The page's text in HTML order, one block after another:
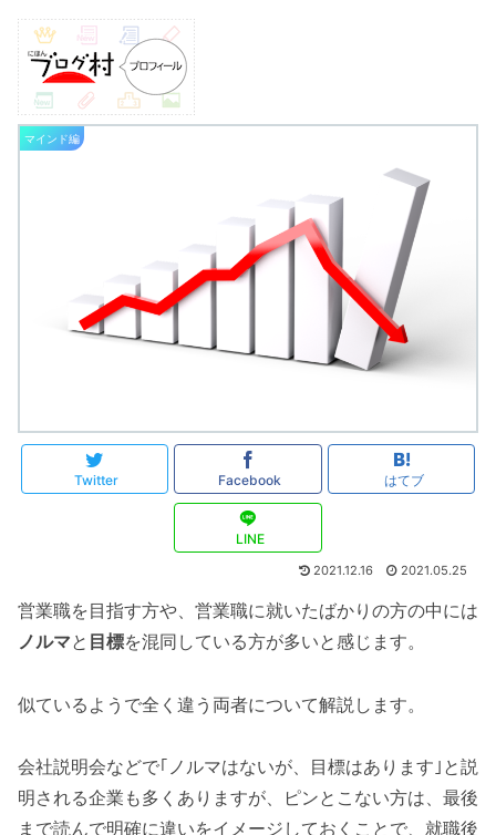
マインド編
Twitter Facebook はてブ
LINE
2021.12.16 2021.05.25
営業職を目指す方や、営業職に就いたばかりの方の中には
ノルマと 目標を混同している方が多いと感じます。
似ているようで全く違う両者について解説します。
会社説明会などで｢ノルマはないが、目標はあります｣と説
明される企業も多くありますが、ピンとこない方は、最後
まで読んで明確に違いをイメージしておくことで、就職後